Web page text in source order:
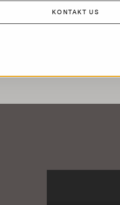
KONTAKT US